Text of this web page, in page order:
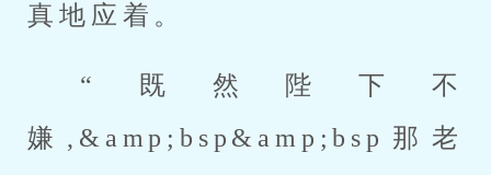
真地应着。
“既然陛下不
嫌,&amp;bsp&amp;bsp那老